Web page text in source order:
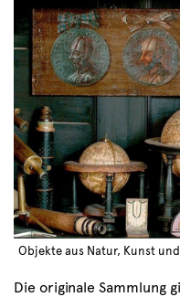
Objekte aus Natur, Kunst
Die originale Sammlung